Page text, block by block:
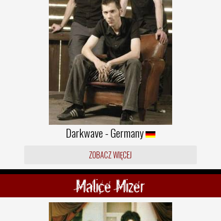
Darkwave - Germany
ZOBACZ WIĘCEJ
Malice Mizer